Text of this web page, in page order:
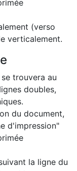
(verso
verticalement.
trouvera au
doubles,
du document,
d'impression"
la ligne du